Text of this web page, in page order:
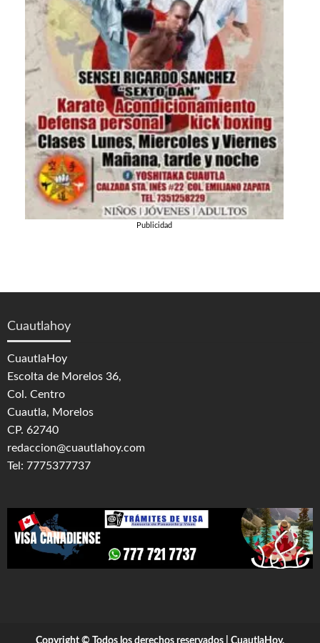
Publicidad
Cuautlahoy
CuautlaHoy
Escolta de Morelos 36,
Col. Centro
Cuautla, Morelos
CP. 62740
redaccion@cuautlahoy.com
Tel: 7775377737
Copyright © Todos los derechos reservados | CuautlaHoy,